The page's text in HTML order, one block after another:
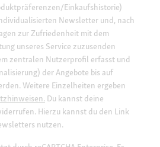
Einkaufshistorie)
Newsletter und, nach
zur Zufriedenheit mit dem
unseres Service zuzusenden
zentralen Nutzerprofil erfasst und
der Angebote bis auf
Weitere Einzelheiten ergeben
Du kannst deine
Hierzu kannst du den Link
nutzen.